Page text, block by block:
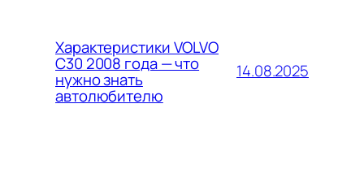
Характеристики VOLVO
C30 2008 года — что
нужно знать
автолюбителю
14.08.2025